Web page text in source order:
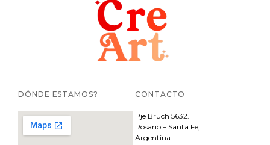
DÓNDE ESTAMOS? CONTACTO
Pje Bruch 5632.
Rosario – Santa Fe;
Argentina